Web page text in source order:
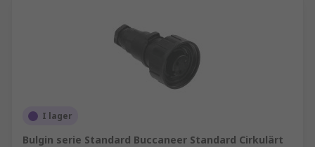
I lager
Bulgin serie Standard Buccaneer Standard Cirkulärt